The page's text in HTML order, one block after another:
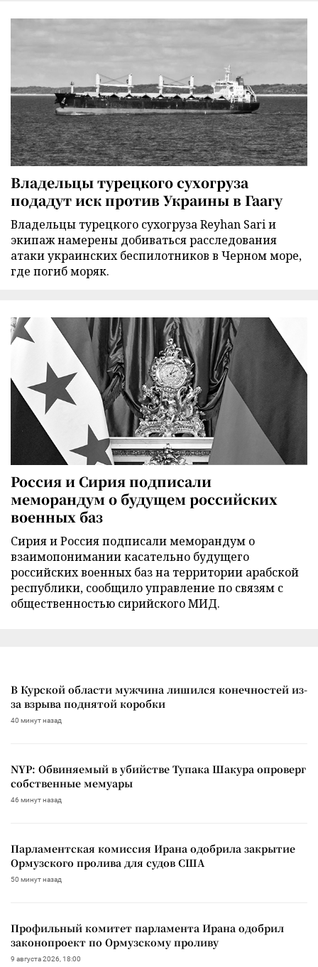
Владельцы турецкого сухогруза
подадут иск против Украины в Гаагу
Владельцы турецкого сухогруза Reyhan Sari и
экипаж намерены добиваться расследования
атаки украинских беспилотников в Черном море,
где погиб моряк.
Россия и Сирия подписали
меморандум о будущем российских
военных баз
Сирия и Россия подписали меморандум о
взаимопонимании касательно будущего
российских военных баз на территории арабской
республики, сообщило управление по связям с
общественностью сирийского МИД.
В Курской области мужчина лишился конечностей из-
за взрыва поднятой коробки
40 минут назад
NYP: Обвиняемый в убийстве Тупака Шакура опроверг
собственные мемуары
46 минут назад
Парламентская комиссия Ирана одобрила закрытие
Ормузского пролива для судов США
50 минут назад
Профильный комитет парламента Ирана одобрил
законопроект по Ормузскому проливу
9 августа 2026, 18:00